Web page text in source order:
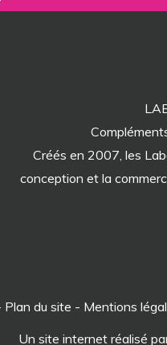
Créés en 2007, les
conception et la
Plan du site - Mentions
Un site internet réalisé